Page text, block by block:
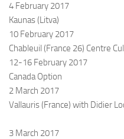
4 February 2017
Kaunas (Litva)
10 February 2017
Chableuil (France 26) Centre
12-16 February 2017
CanadaOption
2 March 2017
Vallauris (France) with Didier
3 March 2017